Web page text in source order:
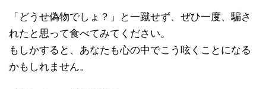
「どうせ偽物でしょ？」と一蹴せず、ぜひ一度、騙さ
れたと思って食べてみてください。
もしかすると、あなたも心の中でこう呟くことになる
かもしれません。